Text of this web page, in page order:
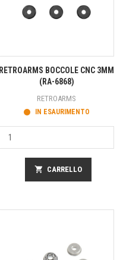
RETROARMS BOCCOLE CNC 3MM
(RA-6868)
RETROARMS
IN ESAURIMENTO
shopping_cart CARRELLO